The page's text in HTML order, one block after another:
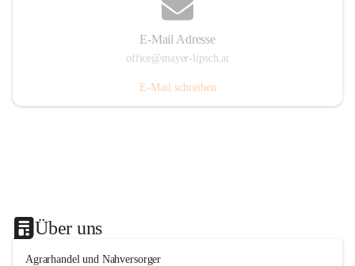
E-Mail Adresse
office@mayer-lipsch.at
E-Mail schreiben
Über uns
Agrarhandel und Nahversorger